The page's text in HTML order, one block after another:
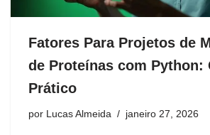
Fatores Para Projetos de
de Proteínas com Python:
Prático
por Lucas Almeida janeiro 27, 2026